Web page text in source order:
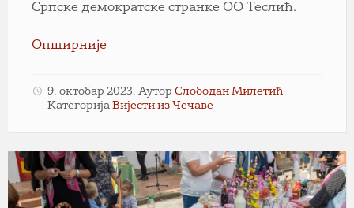
Српске демократске странке ОО Теслић.
Опширније
9. октобар 2023. Аутор Слободан Милетић
Категорија Вијести из Чечаве